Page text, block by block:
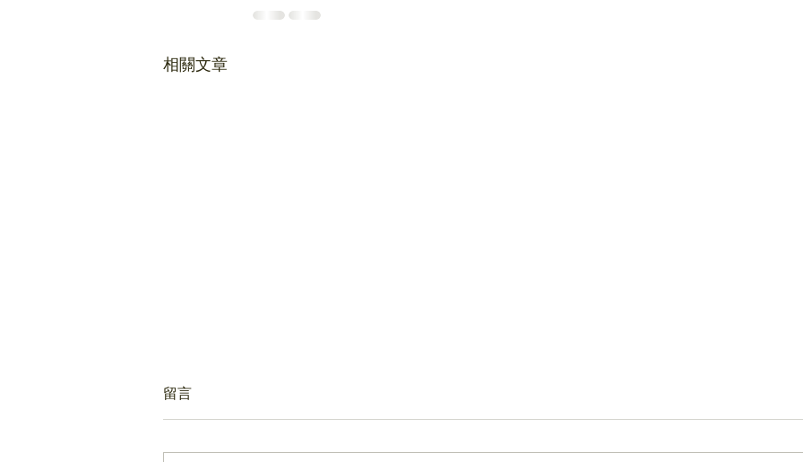
相關文章
留言